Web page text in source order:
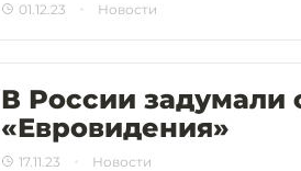
01.12.23 Новости
В России задумали
«Евровидения»
17.11.23 Новости